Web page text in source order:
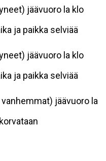
jäävuoro la klo
ja paikka selviää
jäävuoro la klo
ja paikka selviää
jäävuoro la